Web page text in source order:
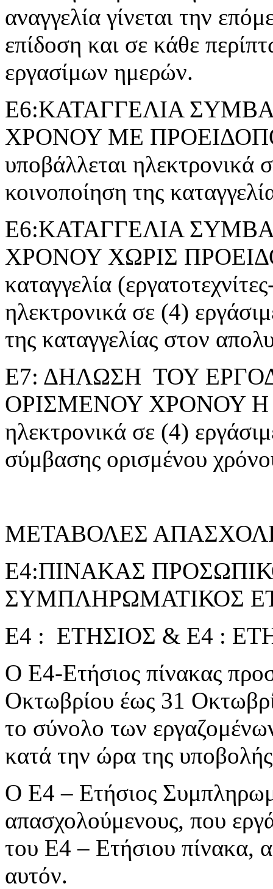
αναγγελία γίνεται την
επίδοση και σε κάθε
εργασίμων ημερών.
Ε6:ΚΑΤΑΓΓΕΛΙΑ
ΧΡΟΝΟΥ ΜΕ
υποβάλλεται ηλεκτρονικά
κοινοποίηση της
Ε6:ΚΑΤΑΓΓΕΛΙΑ
ΧΡΟΝΟΥ ΧΩΡΙΣ
καταγγελία
ηλεκτρονικά σε (4)
της καταγγελίας στον
Ε7: ΔΗΛΩΣΗ ΤΟΥ
ΟΡΙΣΜΕΝΟΥ ΧΡΟΝΟΥ Η
ηλεκτρονικά σε (4)
σύμβασης ορισμένου
ΜΕΤΑΒΟΛΕΣ
Ε4:ΠΙΝΑΚΑΣ
ΣΥΜΠΛΗΡΩΜΑΤΙΚΟΣ
Ε4 : ΕΤΗΣΙΟΣ & Ε4 :
Ο Ε4-Ετήσιος πίνακας
Οκτωβρίου έως 31
το σύνολο των
κατά την ώρα της
Ο Ε4 – Ετήσιος
απασχολούμενους, που
του Ε4 – Ετήσιου πίνακα,
αυτόν.